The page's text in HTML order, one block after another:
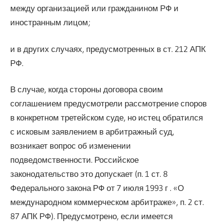
между организацией или гражданином РФ и
иностранным лицом;
и в других случаях, предусмотренных в ст. 212 АПК
РФ.
В случае, когда стороны договора своим
соглашением предусмотрели рассмотрение споров
в конкретном третейском суде, но истец обратился
с исковым заявлением в арбитражный суд,
возникает вопрос об изменении
подведомственности. Российское
законодательство это допускает (п. 1 ст. 8
Федерального закона РФ от 7 июля 1993 г . «О
международном коммерческом арбитраже», п. 2 ст.
87 АПК РФ). Предусмотрено, если имеется